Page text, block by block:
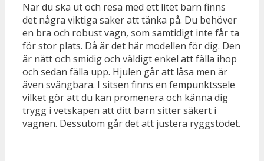
När du ska ut och resa med ett litet barn finns
det några viktiga saker att tänka på. Du behöver
en bra och robust vagn, som samtidigt inte får ta
för stor plats. Då är det här modellen för dig. Den
är nätt och smidig och väldigt enkel att fälla ihop
och sedan fälla upp. Hjulen går att låsa men är
även svängbara. I sitsen finns en fempunktssele
vilket gör att du kan promenera och känna dig
trygg i vetskapen att ditt barn sitter säkert i
vagnen. Dessutom går det att justera ryggstödet.